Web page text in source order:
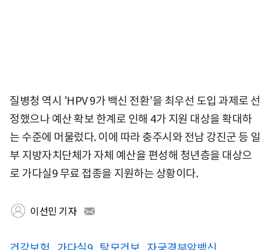
질병청 역시 'HPV 9가 백신 전환'을 최우선 도입 과제로 선
정했으나 예산 확보 한계로 인해 4가 지원 대상을 확대하
는 수준에 머물렀다. 이에 따라 충주시와 전남 강진군 등 일
부 지방자치단체가 자체 예산을 편성해 청년층을 대상으
로 가다실9 무료 접종을 지원하는 상황이다.
이선민 기자